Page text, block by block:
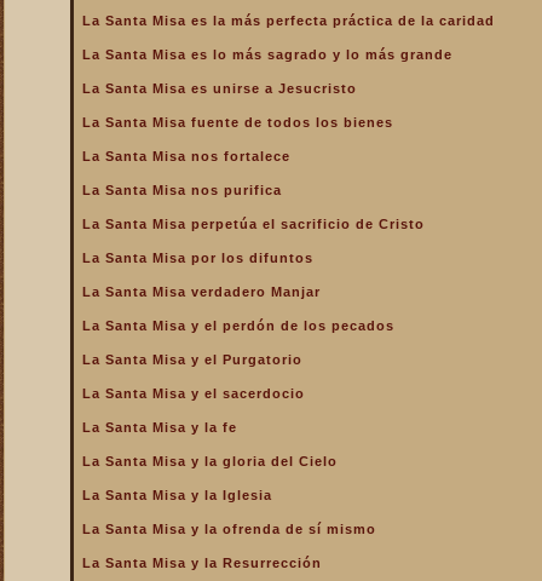
perfecta oración
La Santa Misa es la más
caridad
La Santa Misa es lo más
sagrado y lo más grande
La Santa Misa es medicina
La Santa Misa es unirse a
La Santa Misa escuela de
todos los bienes
La Santa Misa le da la
a cargar nuestra cruz
La Santa Misa nos fortalece
La Santa Misa es la más perfecta práctica de la caridad
La Santa Misa es lo más sagrado y lo más grande
La Santa Misa es unirse a Jesucristo
La Santa Misa fuente de todos los bienes
La Santa Misa nos fortalece
La Santa Misa nos purifica
La Santa Misa perpetúa el sacrificio de Cristo
La Santa Misa por los difuntos
La Santa Misa verdadero Manjar
La Santa Misa y el perdón de los pecados
La Santa Misa y el Purgatorio
La Santa Misa y el sacerdocio
La Santa Misa y la fe
La Santa Misa y la gloria del Cielo
La Santa Misa y la Iglesia
La Santa Misa y la ofrenda de sí mismo
La Santa Misa y la Resurrección